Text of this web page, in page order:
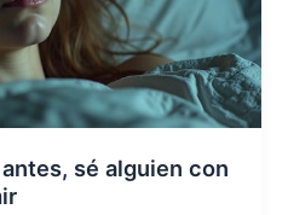
sé alguien con